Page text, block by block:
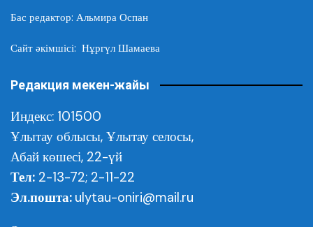
Бас редактор: Альмира Оспан
Сайт әкімшісі: Нұргүл Шамаева
Редакция мекен-жайы
Индекс: 101500
Ұлытау облысы, Ұлытау селосы,
Абай көшесі, 22-үй
Тел: 2-13-72; 2-11-22
Эл.пошта: ulytau-oniri@mail.ru